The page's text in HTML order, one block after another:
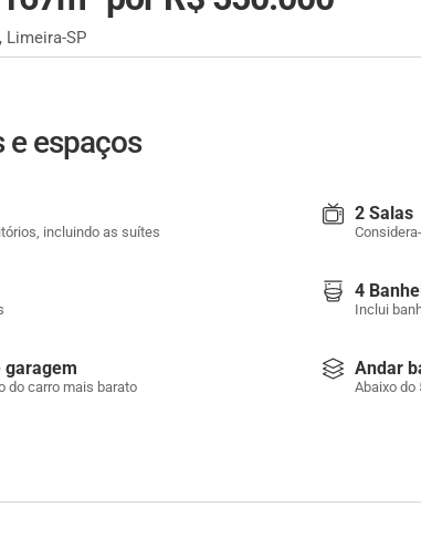
Limeira-SP
e espaços
incluindo as suítes
2 Salas
4
Inclui
garagem
do carro mais barato
Andar
Abaixo do